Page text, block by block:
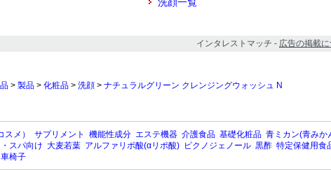
インタレストマッチ - 広告の掲載
> 製品 > 化粧品 > 洗顔 > ナチュラルグリーン クレンジングウォッシュ N
メ） サプリメント 機能性成分 エステ機器 介護食品 基礎化粧品 青ミカン(青みか
スパ向け 大麦若葉 アルファリポ酸(αリポ酸) ピクノジェノール 黒酢 特定保健用食
車椅子